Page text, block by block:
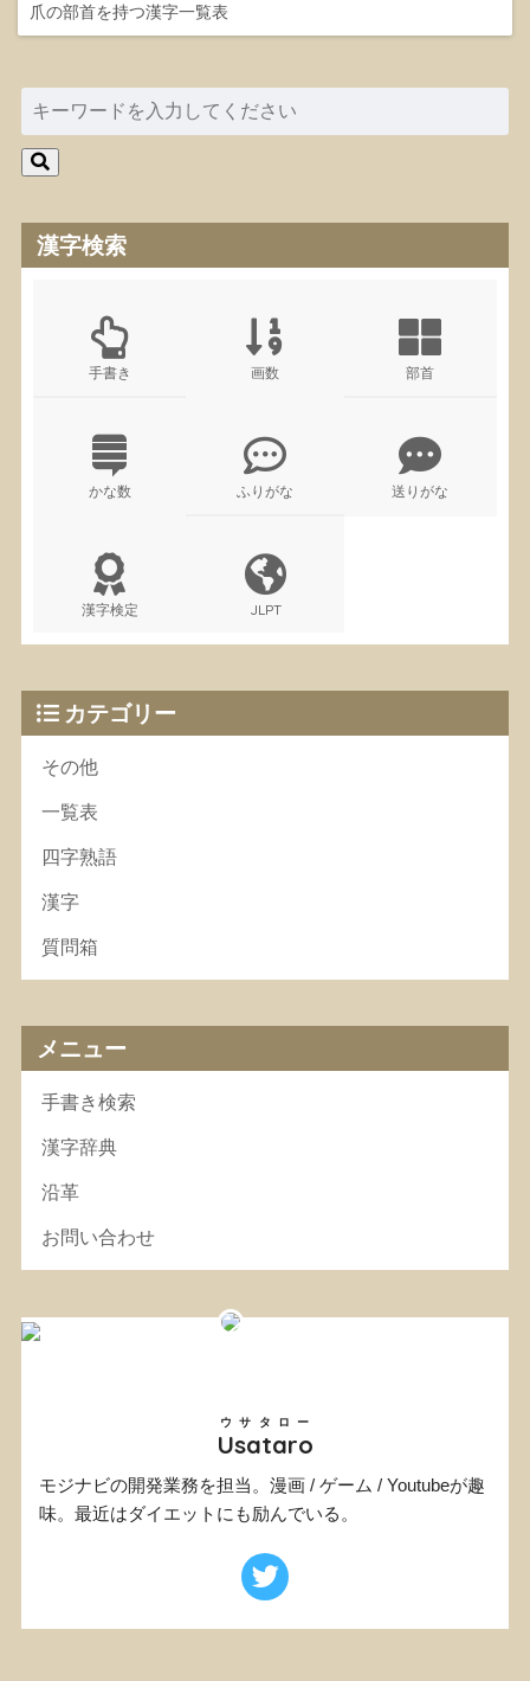
爪の部首を持つ漢字一覧表
漢字検索
手書き 画数 部首
かな数 ふりがな 送りがな
漢字検定 JLPT
カテゴリー
その他
一覧表
四字熟語
漢字
質問箱
メニュー
手書き検索
漢字辞典
沿革
お問い合わせ
Usataro
ウサタロー
モジナビの開発業務を担当。漫画 / ゲーム / Youtubeが趣
味。最近はダイエットにも励んでいる。